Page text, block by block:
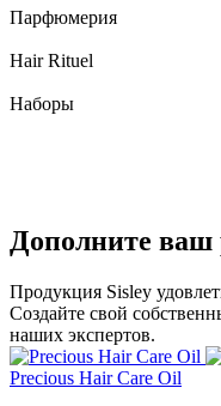
Парфюмерия
Hair Rituel
Наборы
Дополните ваш
Продукция Sisley
Создайте свой
наших экспертов.
Precious Hair Care Oil